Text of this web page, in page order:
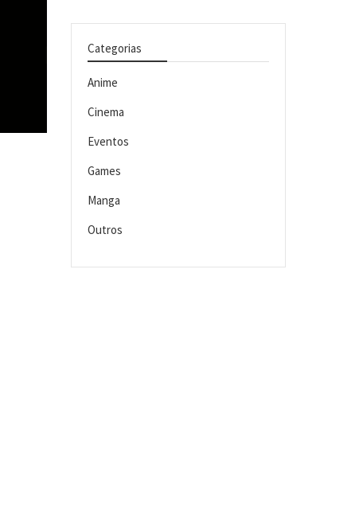
Categorias
Anime
Cinema
Eventos
Games
Manga
Outros